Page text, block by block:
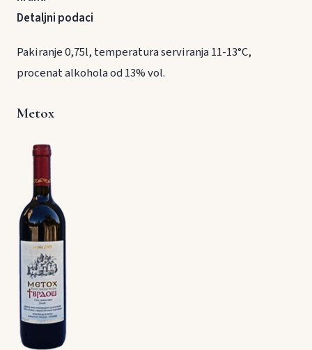
Detaljni podaci
Pakiranje 0,75l, temperatura serviranja 11-13°C,
procenat alkohola od 13% vol.
Metox